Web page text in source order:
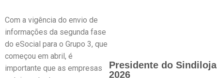
Com a vigência do envio de
informações da segunda fase
do eSocial para o Grupo 3, que
começou em abril, é
importante que as empresas
Presidente do
2026